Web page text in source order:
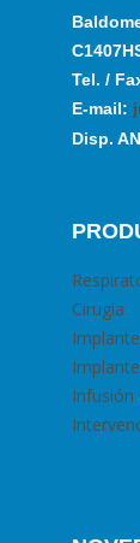
Tel. /
E-mail:
Disp.
Cirugia
Infusión